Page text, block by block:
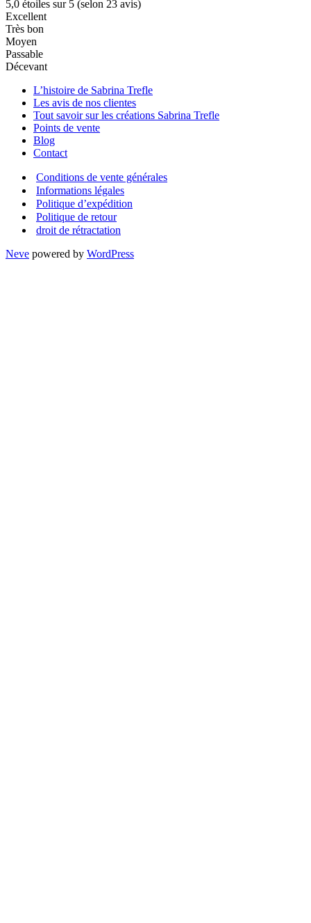
5,0 étoiles sur 5 (selon 23 avis)
Excellent
Très bon
Moyen
Passable
Décevant
L’histoire de Sabrina Trefle
Les avis de nos clientes
Tout savoir sur les créations Sabrina Trefle
Points de vente
Blog
Contact
Conditions de vente générales
Informations légales
Politique d’expédition
Politique de retour
droit de rétractation
Neve powered by WordPress